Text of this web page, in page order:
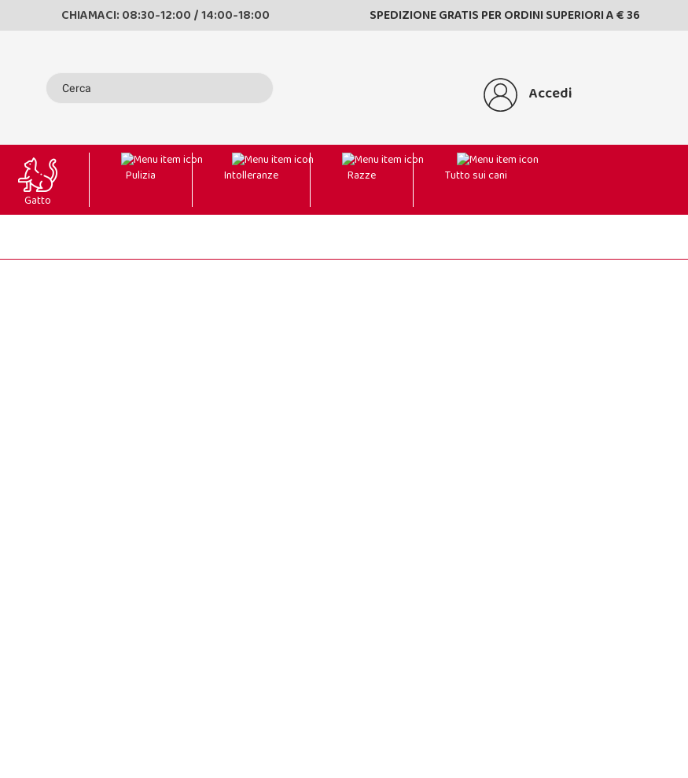
CHIAMACI: 08:30-12:00 / 14:00-18:00 SPEDIZIONE GRATIS PER ORDINI SUPERIORI A € 36
Accedi
Gatto
Pulizia Intolleranze Razze Tutto sui cani